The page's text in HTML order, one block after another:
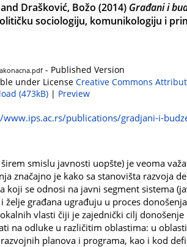
and Drašković, Božo (2014) Građani i
sociologiju, komunikologiju i
- Published Version
under License Creative Commons
(473kB)
Preview
publications/gradjani-i-
širem smislu javnosti uopšte) je veoma
značajno je kako sa stanovišta razvoja
koji se odnosi na javni segment sistema
želje građana ugrađuju u proces
vlasti čiji je zajednički cilj
na odluke u različitim oblastima: u
planova i programa, kao i kod